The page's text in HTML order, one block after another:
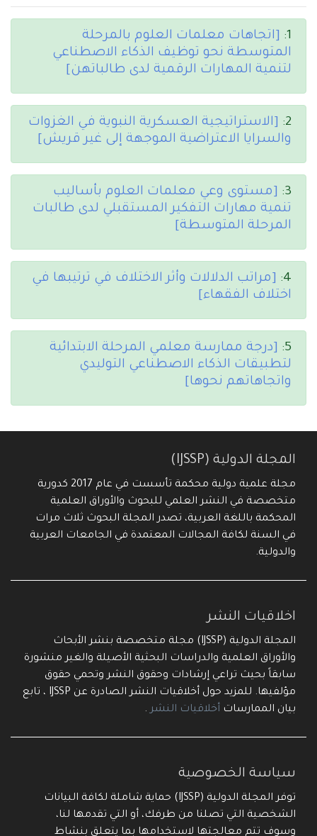
1: [اتجاهات معلمات العلوم بالمرحلة
المتوسطة نحو توظيف الذكاء الاصطناعي
لتنمية المهارات الرقمية لدى طالباتهن]
2:
[الاستراتيجية العسكرية النبوية في الغزوات
والسرايا الاعتراضية الموجهة إلى غير قريش]
3:
[مستوى وعي معلمات العلوم بأساليب
تنمية مهارات التفكير المستقبلي لدى طالبات
المرحلة المتوسطة]
4:
[مراتب الدلالات وأثر الاختلاف في ترتيبها في
اختلاف الفقهاء]
5:
[درجة ممارسة معلمي المرحلة الابتدائية
لتطبيقات الذكاء الاصطناعي التوليدي
واتجاهاتهم نحوها]
المجلة الدولية (IJSSP)
مجلة علمية دولية محكمة تأسست في عام 2017 كدورية
متخصصة في النشر العلمي للبحوث والأوراق العلمية
المحكمة باللغة العربية، تصدر المجلة البحوث ثلاث مرات
في السنة لكافة المجالات المعتمدة في الجامعات العربية
والدولية.
اخلاقيات النشر
المجلة الدولية (IJSSP) مجلة متخصصة بنشر الأبحاث
والأوراق العلمية والدراسات البحثية الأصيلة والغير منشورة
سابقاً بحيث تراعي إرشادات وحقوق النشر وتحمي حقوق
مؤلفيها. للمزيد حول أخلاقيات النشر الصادرة عن IJSSP ، تابع
بيان الممارسات أخلاقيات النشر .
سياسة الخصوصية
توفر المجلة الدولية (IJSSP) حماية شاملة لكافة البيانات
الشخصية التي تصلنا من طرفك، أو التي تقدمها لنا،
وسوف تتم معالجتها لاستخدامها بما يتعلق بنشاط